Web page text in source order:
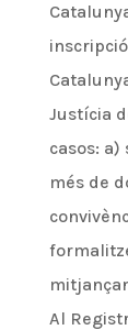
Justícia
casos:
més de
Al